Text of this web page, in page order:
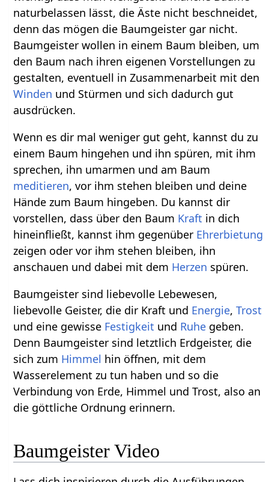
naturbelassen lässt, die Äste nicht beschneidet,
denn das mögen die Baumgeister gar nicht.
Baumgeister wollen in einem Baum bleiben, um
den Baum nach ihren eigenen Vorstellungen zu
gestalten, eventuell in Zusammenarbeit mit den
Winden und Stürmen und sich dadurch gut
ausdrücken.
Wenn es dir mal weniger gut geht, kannst du zu
einem Baum hingehen und ihn spüren, mit ihm
sprechen, ihn umarmen und am Baum
meditieren, vor ihm stehen bleiben und deine
Hände zum Baum hingeben. Du kannst dir
vorstellen, dass über den Baum Kraft in dich
hineinfließt, kannst ihm gegenüber Ehrerbietung
zeigen oder vor ihm stehen bleiben, ihn
anschauen und dabei mit dem Herzen spüren.
Baumgeister sind liebevolle Lebewesen,
liebevolle Geister, die dir Kraft und Energie,Trost
und eine gewisse Festigkeit und Ruhe geben.
Denn Baumgeister sind letztlich Erdgeister, die
sich zum Himmel hin öffnen, mit dem
Wasserelement zu tun haben und so die
Verbindung von Erde, Himmel und Trost, also an
die göttliche Ordnung erinnern.
Baumgeister Video